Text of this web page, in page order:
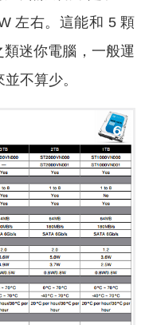
左右。這能和 5 顆
迷你電腦，一般運
不算少。